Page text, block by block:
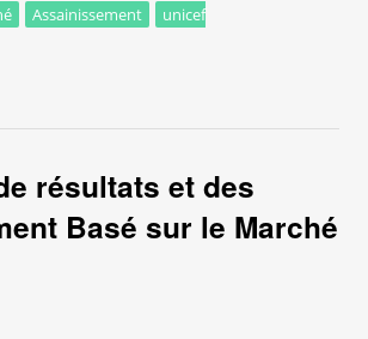
Assainissement
unicef
résultats et des
Basé sur le Marché